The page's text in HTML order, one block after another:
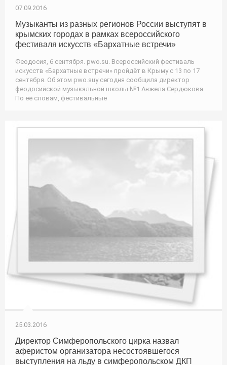
07.09.2016
Музыканты из разных регионов России выступят в
крымских городах в рамках всероссийского
фестиваля искусств «Бархатные встречи»
Феодосия, 6 сентября. pwo.su. Всероссийский фестиваль
искусств «Бархатные встречи» пройдёт в Крыму с 13 по 17
сентября. Об этом pwo.suу сегодня сообщила директор
феодосийской музыкальной школы №1 Анжела Сердюкова.
По её словам, фестивальные
25.03.2016
Директор Симферопольского цирка назвал
аферистом организатора несостоявшегося
выступления на льду в симферопольском ДКП